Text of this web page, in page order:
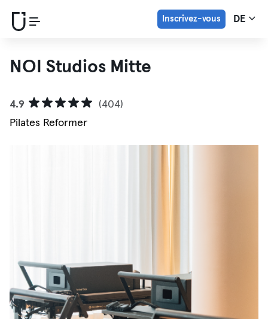
Inscrivez-vous DE
NOI Studios Mitte
4.9
(404)
Pilates Reformer